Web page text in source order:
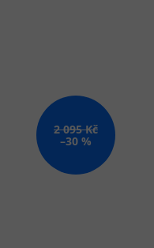
2 095 Kč
–30 %